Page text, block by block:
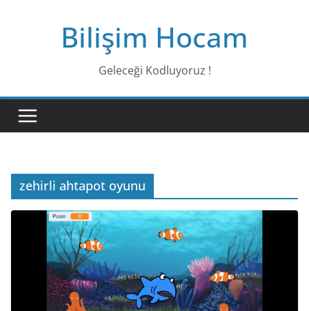
Bilişim Hocam
Geleceği Kodluyoruz !
zehirli ahtapot oyunu